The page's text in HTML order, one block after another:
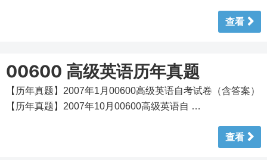
查看
00600 高级英语历年真题
【历年真题】2007年1月00600高级英语自考试卷（含答案）
【历年真题】2007年10月00600高级英语自 …
查看